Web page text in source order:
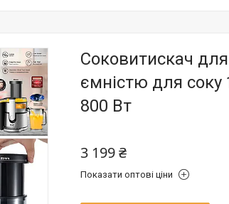
Соковитискач
ємністю для соку
800 Вт
3 199 ₴
Показати оптові ціни